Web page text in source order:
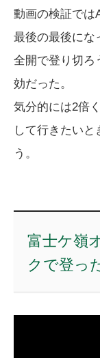
動画の検証では
最後の最後にな
全開で登り切ろ
効だった。
気分的には2倍
して行きたいと
う。
富士ケ嶺
クで登っ